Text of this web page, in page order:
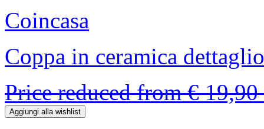
Coincasa
Coppa in ceramica
Price reduced from€ 19,90
Aggiungi alla wishlist